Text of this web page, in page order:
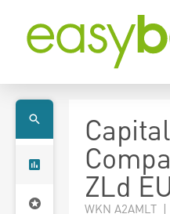
ZLd
WKN A2AMLT